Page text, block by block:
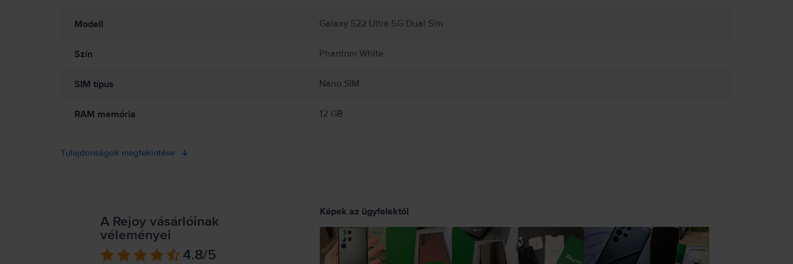
Modell Galaxy S22 Ultra 5G Dual Sim
Szín Phantom White
SIM típus Nano SIM
RAM memória 12 GB
Tulajdonságok megtekintése
A Rejoy vásárlóinak
véleményei
4.8/5
Képek az ügyfelektől